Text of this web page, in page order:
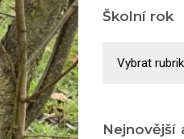
Školní rok
Nejnovější